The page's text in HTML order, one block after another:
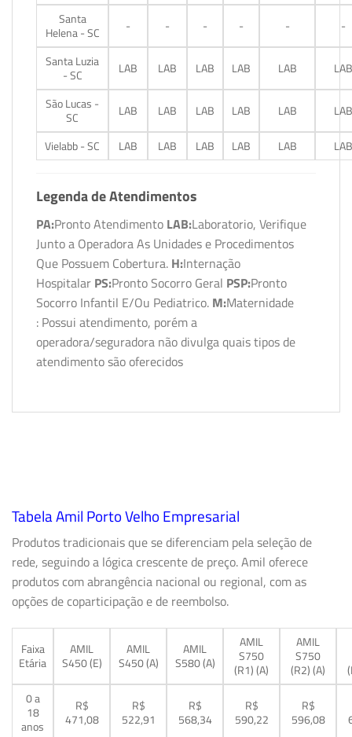
Santa
Helena - SC
- - - - - -
Santa Luzia
- SC
LAB LAB LAB LAB LAB LAB
São Lucas -
SC
LAB LAB LAB LAB LAB LAB
Vielabb - SC LAB LAB LAB LAB LAB LAB
Legenda de Atendimentos
PA:Pronto Atendimento LAB:Laboratorio, Verifique
Junto a Operadora As Unidades e Procedimentos
Que Possuem Cobertura. H:Internação
Hospitalar PS:Pronto Socorro Geral PSP:Pronto
Socorro Infantil E/Ou Pediatrico. M:Maternidade
: Possui atendimento, porém a
operadora/seguradora não divulga quais tipos de
atendimento são oferecidos
Tabela Amil Porto Velho Empresarial
Produtos tradicionais que se diferenciam pela seleção de
rede, seguindo a lógica crescente de preço. Amil oferece
produtos com abrangência nacional ou regional, com as
opções de coparticipação e de reembolso.
Faixa
Etária
AMIL
S450 (E)
AMIL
S450 (A)
AMIL
S580 (A)
AMIL
S750
(R1) (A)
AMIL
S750
(R2) (A)
0 a
18
anos
R$
471,08
R$
522,91
R$
568,34
R$
590,22
R$
596,08